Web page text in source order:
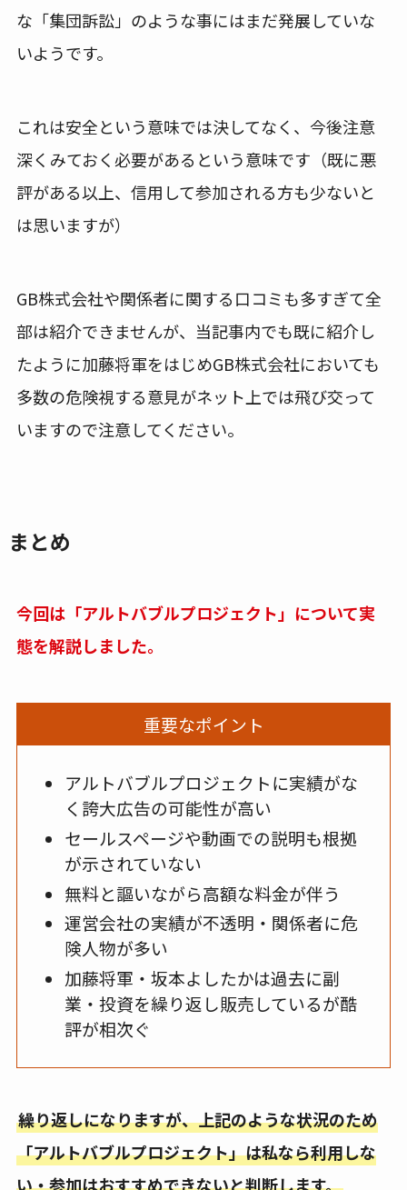
な「集団訴訟」のような事にはまだ発展していな
いようです。
これは安全という意味では決してなく、今後注意
深くみておく必要があるという意味です（既に悪
評がある以上、信用して参加される方も少ないと
は思いますが）
GB株式会社や関係者に関する口コミも多すぎて全
部は紹介できませんが、当記事内でも既に紹介し
たように加藤将軍をはじめGB株式会社においても
多数の危険視する意見がネット上では飛び交って
いますので注意してください。
まとめ
今回は「アルトバブルプロジェクト」について実
態を解説しました。
重要なポイント
アルトバブルプロジェクトに実績がな
く誇大広告の可能性が高い
セールスページや動画での説明も根拠
が示されていない
無料と謳いながら高額な料金が伴う
運営会社の実績が不透明・関係者に危
険人物が多い
加藤将軍・坂本よしたかは過去に副
業・投資を繰り返し販売しているが酷
評が相次ぐ
繰り返しになりますが、上記のような状況のため
「アルトバブルプロジェクト」は私なら利用しな
い・参加はおすすめできないと判断します。